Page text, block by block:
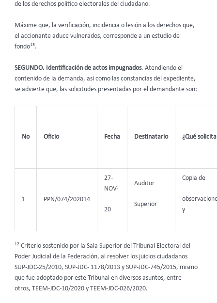
de los derechos político electorales del ciudadano.
Máxime que, la verificación, incidencia o lesión a los derechos que,
el accionante aduce vulnerados, corresponde a un estudio de
fondo13.
SEGUNDO. Identificación de actos impugnados. Atendiendo el
contenido de la demanda, así como las constancias del expediente,
se advierte que, las solicitudes presentadas por el demandante son:
No Oficio Fecha Destinatario ¿Qué
1 PPN/074/202014
27-
NOV-
20
Auditor
Superior
Copia de
y
12 Criterio sostenido por la Sala Superior del Tribunal Electoral del
Poder Judicial de la Federación, al resolver los juicios ciudadanos
SUP-JDC-25/2010, SUP-JDC- 1178/2013 y SUP-JDC-745/2015, mismo
que fue adoptado por este Tribunal en diversos asuntos, entre
otros, TEEM-JDC-10/2020 y TEEM-JDC-026/2020.